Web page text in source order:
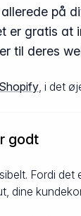
på
er gratis
til deres
Shopify, i det
godt
Fordi
dine